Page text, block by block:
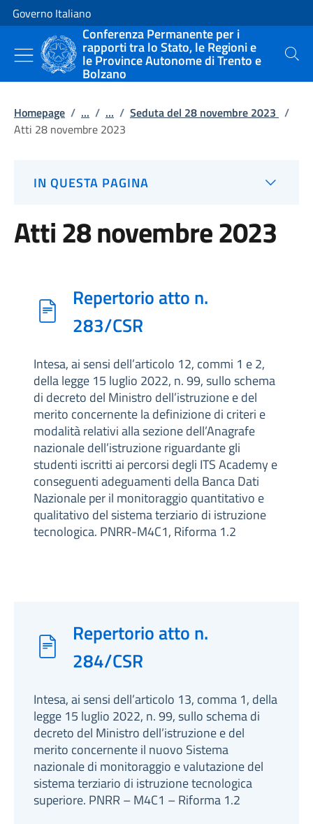
Vai al contenuto
Vai alla navigazione del sito
Governo Italiano
Conferenza Permanente per i
rapporti tra lo Stato, le Regioni e
le Province Autonome di Trento e
Bolzano
Cerca
Homepage / ... / ... / Seduta del 28 novembre 2023 /
Atti 28 novembre 2023
IN QUESTA PAGINA
Atti 28 novembre 2023
Repertorio atto n.
283/CSR
Intesa, ai sensi dell’articolo 12, commi 1 e 2,
della legge 15 luglio 2022, n. 99, sullo schema
di decreto del Ministro dell’istruzione e del
merito concernente la definizione di criteri e
modalità relativi alla sezione dell’Anagrafe
nazionale dell’istruzione riguardante gli
studenti iscritti ai percorsi degli ITS Academy e
conseguenti adeguamenti della Banca Dati
Nazionale per il monitoraggio quantitativo e
qualitativo del sistema terziario di istruzione
tecnologica. PNRR-M4C1, Riforma 1.2
Repertorio atto n.
284/CSR
Intesa, ai sensi dell’articolo 13, comma 1, della
legge 15 luglio 2022, n. 99, sullo schema di
decreto del Ministro dell’istruzione e del
merito concernente il nuovo Sistema
nazionale di monitoraggio e valutazione del
sistema terziario di istruzione tecnologica
superiore. PNRR – M4C1 – Riforma 1.2